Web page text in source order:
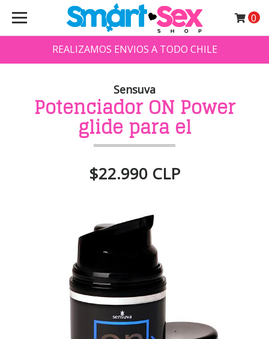
REALIZAMOS ENVIOS A TODO CHILE
0
Sensuva
Potenciador ON Power
glide para el
$22.990 CLP